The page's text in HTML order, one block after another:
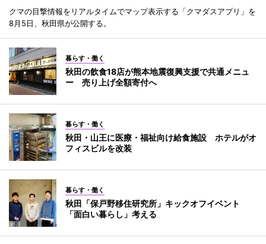
クマの目撃情報をリアルタイムでマップ表示する「クマダスアプリ」を
8月5日、秋田県が公開する。
暮らす・働く
秋田の飲食18店が熊本地震復興支援で共通メニュ
ー 売り上げ全額寄付へ
暮らす・働く
秋田・山王に医療・福祉向け給食施設 ホテルがオ
フィスビルを改装
暮らす・働く
秋田「保戸野移住研究所」キックオフイベント
「面白い暮らし」考える